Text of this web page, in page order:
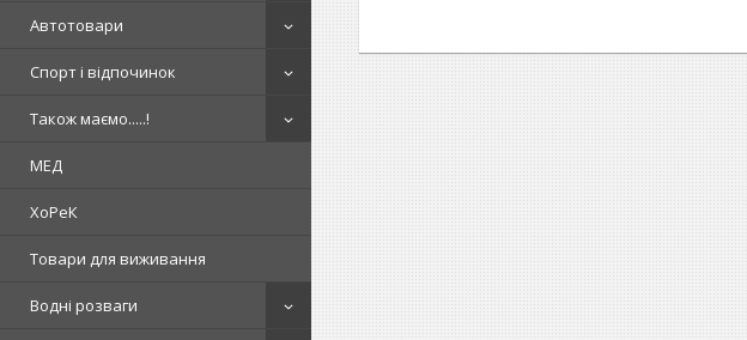
Автотовари
Спорт і відпочинок
Також маємо.....!
МЕД
ХоРеК
Товари для виживання
Водні розваги